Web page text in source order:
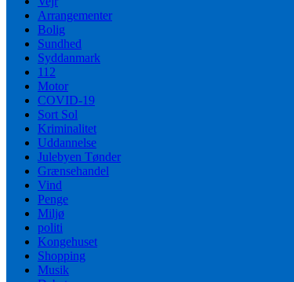
Arrangementer
Bolig
Sundhed
Syddanmark
112
Motor
COVID-19
Sort Sol
Kriminalitet
Uddannelse
Julebyen Tønder
Grænsehandel
Vind
Penge
Miljø
politi
Kongehuset
Shopping
Musik